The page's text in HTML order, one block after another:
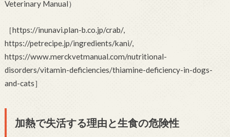
Veterinary Manual）
［https://inunavi.plan-b.co.jp/crab/,
https://petrecipe.jp/ingredients/kani/,
https://www.merckvetmanual.com/nutritional-
disorders/vitamin-deficiencies/thiamine-deficiency-in-dogs-
and-cats］
加熱で失活する理由と生食の危険性